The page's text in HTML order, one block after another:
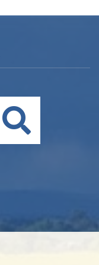
Buscar